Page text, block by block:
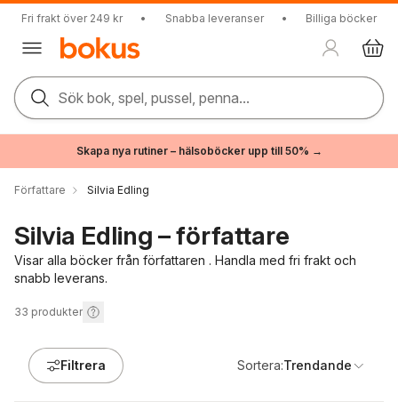
Fri frakt över 249 kr • Snabba leveranser • Billiga böcker
Sök bok, spel, pussel, penna...
Skapa nya rutiner – hälsoböcker upp till 50% →
Författare Silvia Edling
Silvia Edling – författare
Visar alla böcker från författaren . Handla med fri frakt och
snabb leverans.
33 produkter
Filtrera Sortera:Trendande